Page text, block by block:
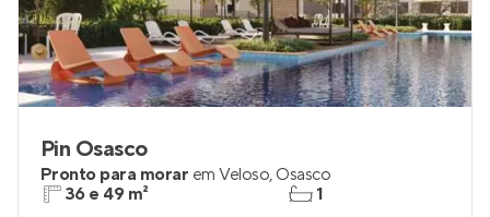
Pin Osasco
Pronto para morar em Veloso, Osasco
36 e 49 m²
1